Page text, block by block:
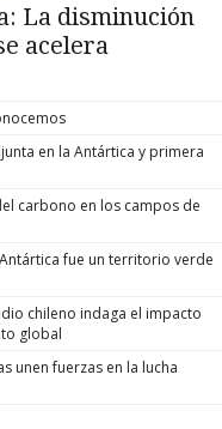
La disminución
acelera
en la Antártica y primera
carbono en los campos de
fue un territorio verde
chileno indaga el impacto
global
unen fuerzas en la lucha